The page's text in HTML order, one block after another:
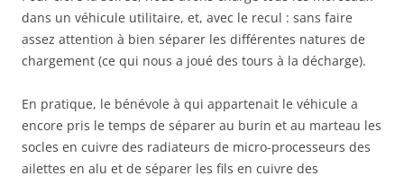
dans un véhicule utilitaire, et, avec le recul : sans faire
assez attention à bien séparer les différentes natures de
chargement (ce qui nous a joué des tours à la décharge).
En pratique, le bénévole à qui appartenait le véhicule a
encore pris le temps de séparer au burin et au marteau les
socles en cuivre des radiateurs de micro-processeurs des
ailettes en alu et de séparer les fils en cuivre des